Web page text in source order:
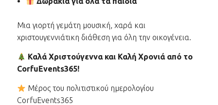
Μια γιορτή γεμάτη μουσική, χαρά και
χριστουγεννιάτικη διάθεση για όλη την οικογένεια.
Καλά Χριστούγεννα και Καλή Χρονιά από το
CorfuEvents365!
Μέρος του πολιτιστικού ημερολογίου
CorfuEvents365